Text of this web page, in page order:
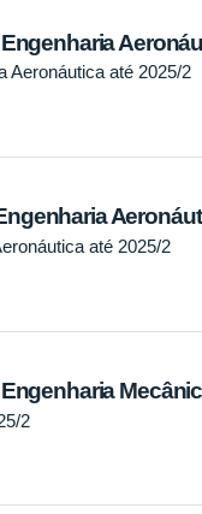
Aeronáutica até 2025/2
até 2025/2
2